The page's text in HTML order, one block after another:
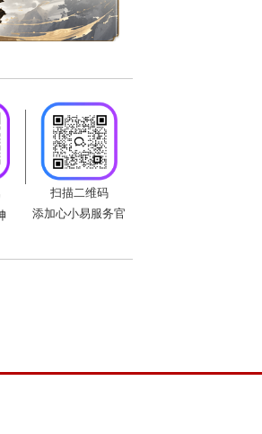
，望江湖少侠准时前往专题页面观赛，